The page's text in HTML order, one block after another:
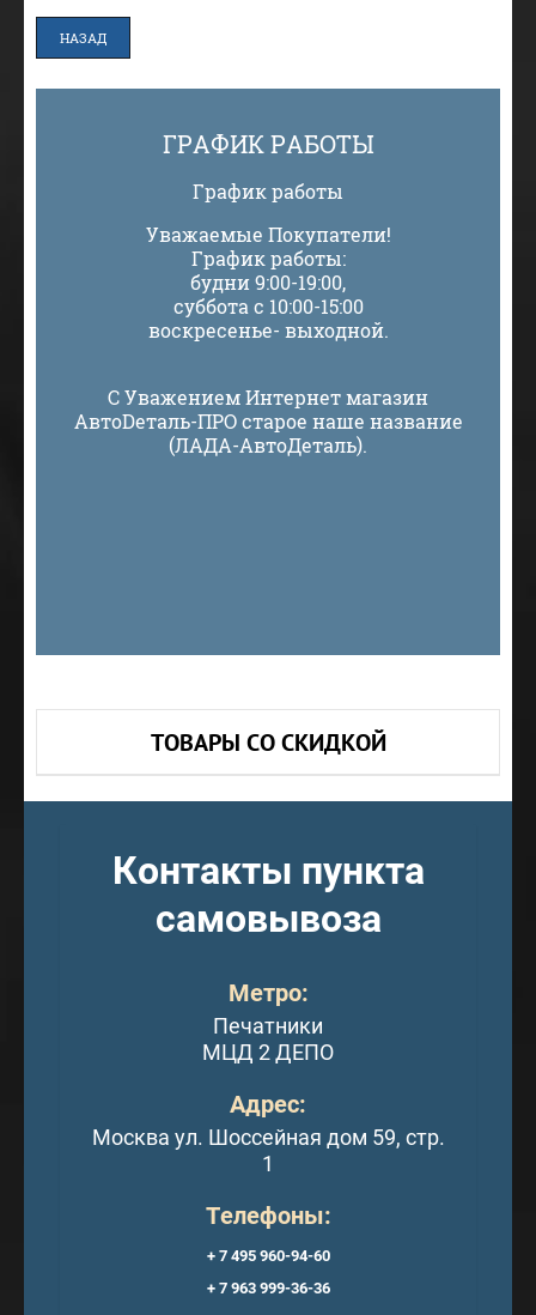
НАЗАД
ГРАФИК РАБОТЫ
График работы
Уважаемые Покупатели!
График работы:
будни 9:00-19:00,
суббота с 10:00-15:00
воскресенье- выходной.
С Уважением Интернет магазин
АвтоDеталь-ПРО старое наше название
(ЛАДА-АвтоДеталь).
ТОВАРЫ СО СКИДКОЙ
Контакты пункта
самовывоза
Метро:
Печатники
МЦД 2 ДЕПО
Адрес:
Москва ул. Шоссейная дом 59, стр.
1
Телефоны:
+ 7 495 960-94-60
+ 7 963 999-36-36